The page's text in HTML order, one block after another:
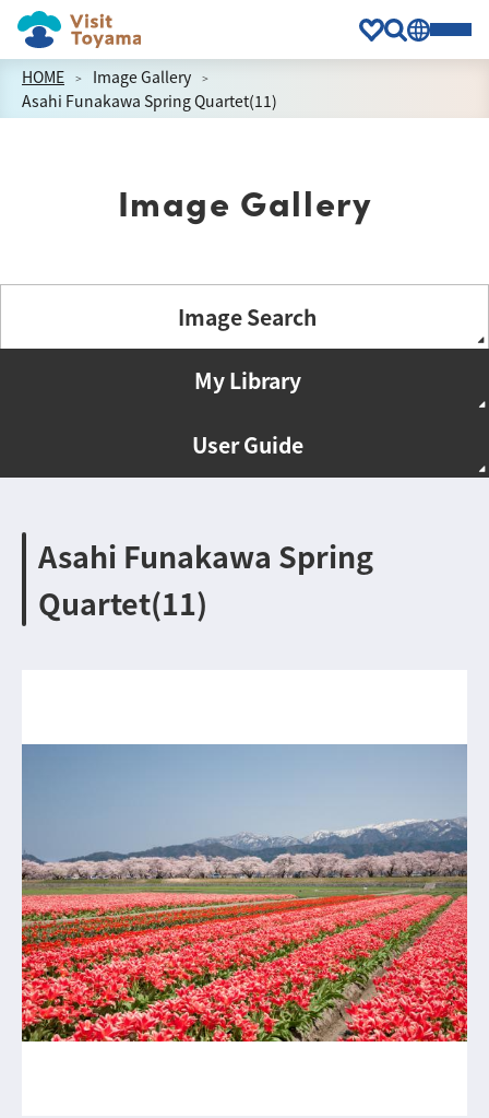
HOME
Image Gallery
Asahi Funakawa Spring Quartet(11)
Image Gallery
Image Search
My Library
User Guide
Asahi Funakawa Spring
Quartet(11)